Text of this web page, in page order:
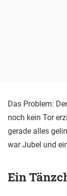
Das Problem:
noch kein Tor
gerade alles
war Jubel und
Ein